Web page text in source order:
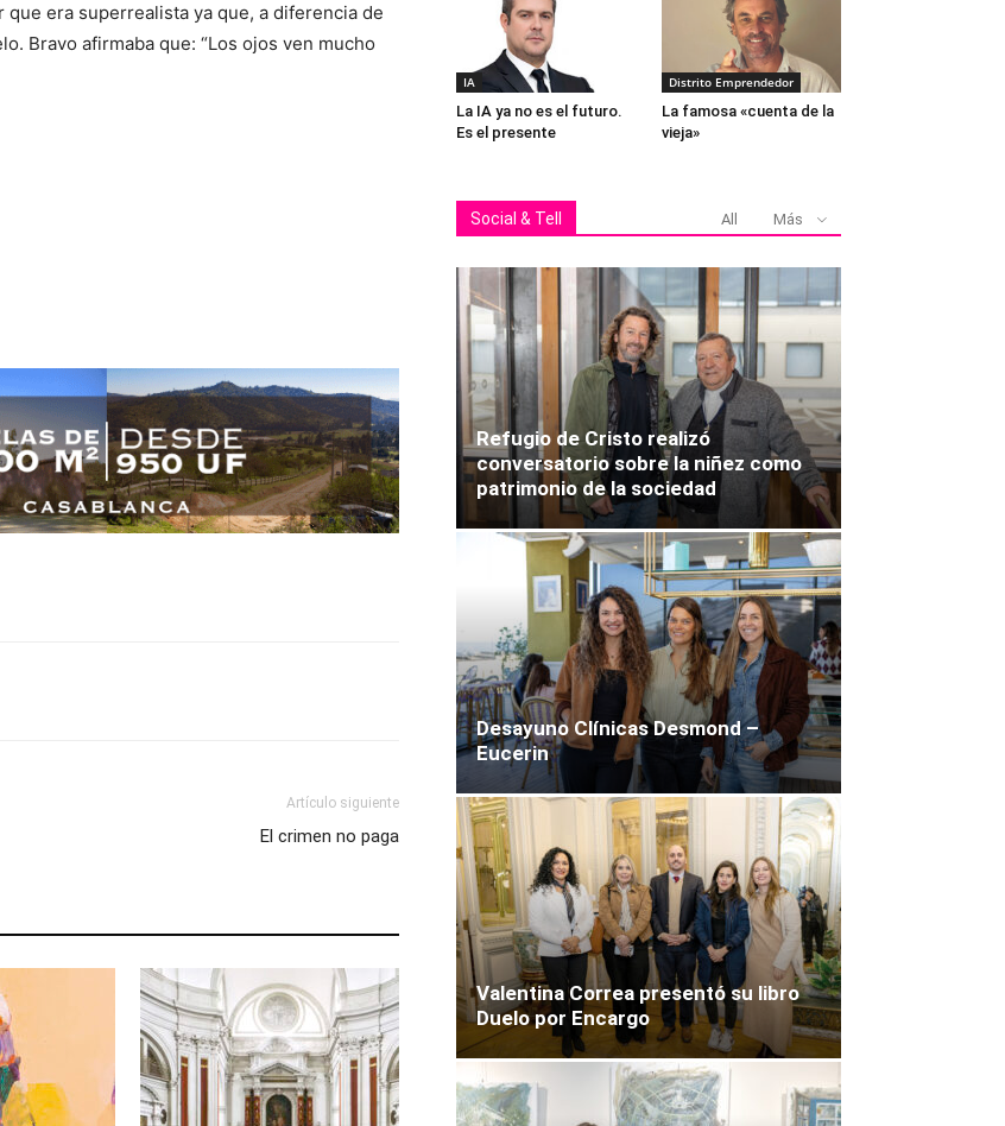
era superrealista ya que, a diferencia de
Bravo afirmaba que: “Los ojos ven mucho
Artículo siguiente
El crimen no paga
IA
La IA ya no es el futuro.
Es el presente
Distrito Emprendedor
La famosa «cuenta de la
vieja»
Social & Tell All Más
Refugio de Cristo realizó
conversatorio sobre la niñez como
patrimonio de la sociedad
Desayuno Clínicas Desmond –
Eucerin
Valentina Correa presentó su libro
Duelo por Encargo